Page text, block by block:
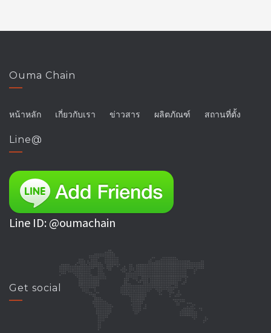
Ouma Chain
หน้าหลัก เกี่ยวกับเรา ข่าวสาร ผลิตภัณฑ์ สถานที่ตั้ง
Line@
Line ID: @oumachain
Get social